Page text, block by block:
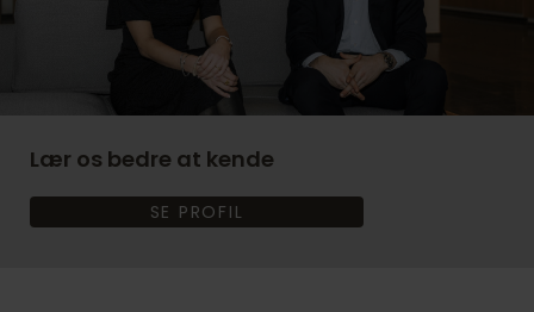
Lær os bedre at kende
SE PROFIL